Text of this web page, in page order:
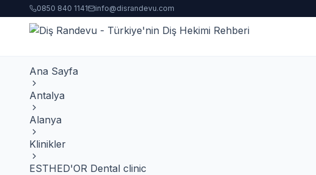
0850 840 1141 info@disrandevu.com
Ana Sayfa
Antalya
Alanya
Klinikler
ESTHED'OR Dental clinic